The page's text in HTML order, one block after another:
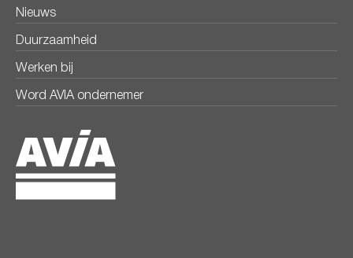
Nieuws
Duurzaamheid
Werken bij
Word AVIA ondernemer